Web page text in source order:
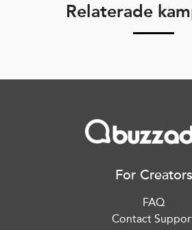
Relaterade
For Creators
FAQ
Contact